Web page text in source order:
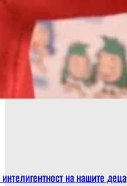
на нашите деца